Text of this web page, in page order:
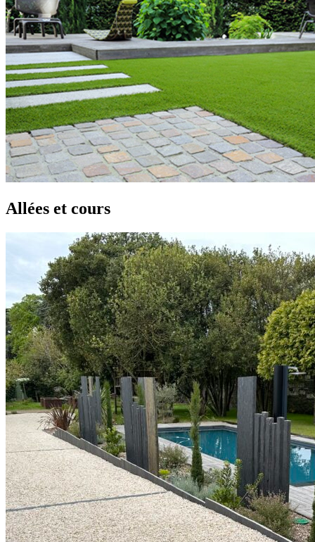
Allées et cours